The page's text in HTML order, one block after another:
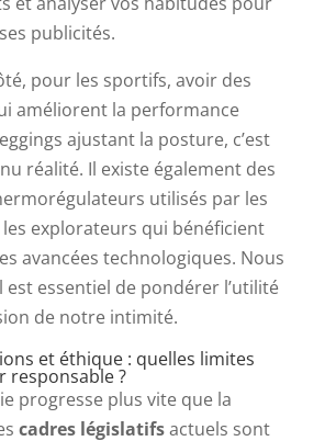
publicités.
pour les sportifs, avoir des
améliorent la performance
ajustant la posture, c’est
réalité. Il existe également des
utilisés par les
explorateurs qui bénéficient
avancées technologiques. Nous
est essentiel de pondérer l’utilité
de notre intimité.
et éthique : quelles limites
responsable ?
progresse plus vite que la
cadres législatifsactuels sont